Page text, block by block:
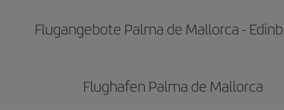
Flugangebote Palma de Mallorca -
Flughafen Palma de Mallorca